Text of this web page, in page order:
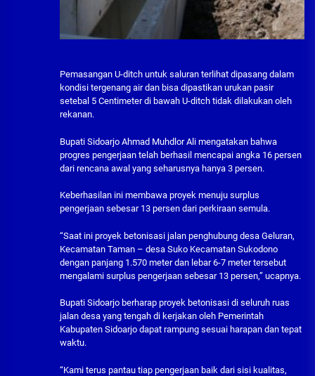
Pemasangan U-ditch untuk saluran terlihat dipasang dalam
kondisi tergenang air dan bisa dipastikan urukan pasir
setebal 5 Centimeter di bawah U-ditch tidak dilakukan oleh
rekanan.
Bupati Sidoarjo Ahmad Muhdlor Ali mengatakan bahwa
progres pengerjaan telah berhasil mencapai angka 16 persen
dari rencana awal yang seharusnya hanya 3 persen.
Keberhasilan ini membawa proyek menuju surplus
pengerjaan sebesar 13 persen dari perkiraan semula.
“Saat ini proyek betonisasi jalan penghubung desa Geluran,
Kecamatan Taman – desa Suko Kecamatan Sukodono
dengan panjang 1.570 meter dan lebar 6-7 meter tersebut
mengalami surplus pengerjaan sebesar 13 persen,” ucapnya.
Bupati Sidoarjo berharap proyek betonisasi di seluruh ruas
jalan desa yang tengah di kerjakan oleh Pemerintah
Kabupaten Sidoarjo dapat rampung sesuai harapan dan tepat
waktu.
“Kami terus pantau tiap pengerjaan baik dari sisi kualitas,